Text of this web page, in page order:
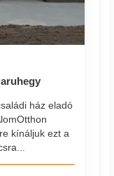
ház eladó
kínáljuk ezt a